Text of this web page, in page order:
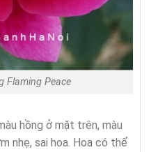
Flaming Peace
hồng ở mặt trên, màu
nhẹ, sai hoa. Hoa có thể